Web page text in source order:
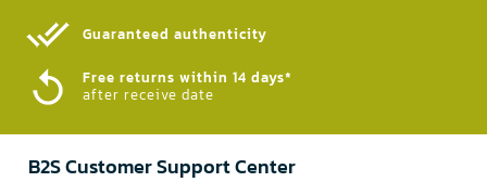
Guaranteed authenticity​
Free returns within 14 days*
after receive date
B2S Customer Support Center